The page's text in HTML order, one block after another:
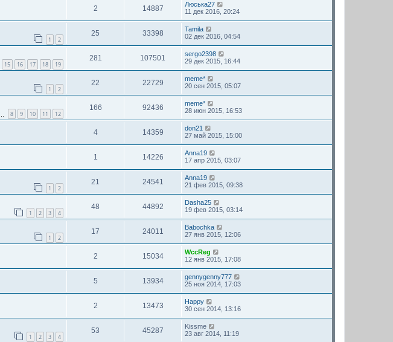
2 14887
Люська27
11 дек 2016, 20:24
1 2
25 33398
Tamila
02 дек 2016, 04:54
15 16 17 18 19
281 107501
sergo2398
29 дек 2015, 16:44
1 2
22 22729
meme*
20 сен 2015, 05:07
8 9 10 11 12
166 92436
meme*
28 июн 2015, 16:53
4 14359
don21
27 май 2015, 15:00
1 14226
Anna19
17 апр 2015, 03:07
1 2
21 24541
Anna19
21 фев 2015, 09:38
1 2 3 4
48 44892
Dasha25
19 фев 2015, 03:14
1 2
17 24011
Babochka
27 янв 2015, 12:06
2 15034
WccReg
12 янв 2015, 17:08
5 13934
gennygenny777
25 ноя 2014, 17:03
2 13473
Happy
30 сен 2014, 13:16
1 2 3 4
53 45287
Kissme
23 авг 2014, 11:19